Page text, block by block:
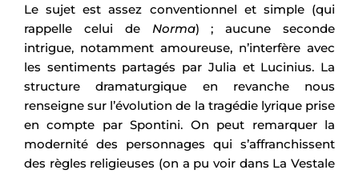
Le sujet est assez conventionnel et simple (qui
rappelle celui de Norma) ; aucune seconde
intrigue, notamment amoureuse, n’interfère avec
les sentiments partagés par Julia et Lucinius. La
structure dramaturgique en revanche nous
renseigne sur l’évolution de la tragédie lyrique prise
en compte par Spontini. On peut remarquer la
modernité des personnages qui s’affranchissent
des règles religieuses (on a pu voir dans La Vestale